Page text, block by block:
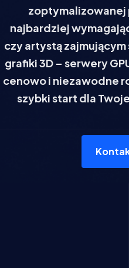
zoptymalizowanej
najbardziej
czy artystą
grafiki 3D – serwery
cenowo i niezawodne
szybki start dla